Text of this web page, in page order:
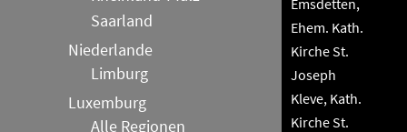
Saarland
Niederlande
Limburg
Luxemburg
Alle Regionen
Emsdetten,
Ehem. Kath.
Kirche St.
Joseph
Kleve, Kath.
Kirche St.